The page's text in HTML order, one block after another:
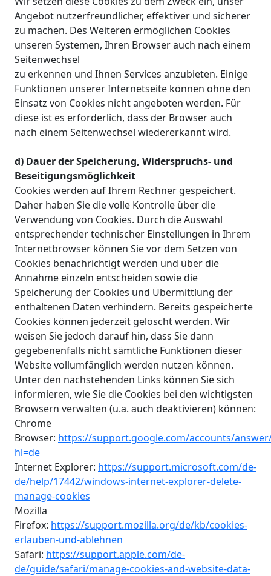
Angebot nutzerfreundlicher, effektiver und sicherer
zu machen. Des Weiteren ermöglichen Cookies
unseren Systemen, Ihren Browser auch nach einem
Seitenwechsel
zu erkennen und Ihnen Services anzubieten. Einige
Funktionen unserer Internetseite können ohne den
Einsatz von Cookies nicht angeboten werden. Für
diese ist es erforderlich, dass der Browser auch
nach einem Seitenwechsel wiedererkannt wird.
d) Dauer der Speicherung, Widerspruchs- und
Beseitigungsmöglichkeit
Cookies werden auf Ihrem Rechner gespeichert.
Daher haben Sie die volle Kontrolle über die
Verwendung von Cookies. Durch die Auswahl
entsprechender technischer Einstellungen in Ihrem
Internetbrowser können Sie vor dem Setzen von
Cookies benachrichtigt werden und über die
Annahme einzeln entscheiden sowie die
Speicherung der Cookies und Übermittlung der
enthaltenen Daten verhindern. Bereits gespeicherte
Cookies können jederzeit gelöscht werden. Wir
weisen Sie jedoch darauf hin, dass Sie dann
gegebenenfalls nicht sämtliche Funktionen dieser
Website vollumfänglich werden nutzen können.
Unter den nachstehenden Links können Sie sich
informieren, wie Sie die Cookies bei den wichtigsten
Browsern verwalten (u.a. auch deaktivieren) können:
Chrome
Browser: https://support.google.com/accounts/
hl=de
Internet Explorer: https://support.microsoft.com/de-
de/help/17442/windows-internet-explorer-delete-
manage-cookies
Mozilla
Firefox: https://support.mozilla.org/de/kb/cookies-
erlauben-und-ablehnen
Safari: https://support.apple.com/de-
de/guide/safari/manage-cookies-and-website-data-